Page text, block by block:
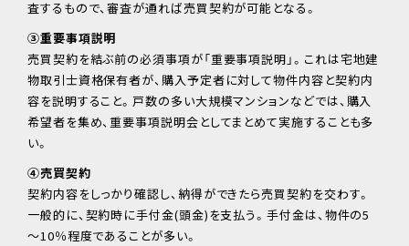
査するもので、審査が通れば売買契約が可能となる。
③重要事項説明
売買契約を結ぶ前の必須事項が「重要事項説明」。これは宅地建
物取引士資格保有者が、購入予定者に対して物件内容と契約内
容を説明すること。戸数の多い大規模マンションなどでは、購入
希望者を集め、重要事項説明会としてまとめて実施することも多
い。
④売買契約
契約内容をしっかり確認し、納得ができたら売買契約を交わす。
一般的に、契約時に手付金(頭金)を支払う。手付金は、物件の5
～10％程度であることが多い。